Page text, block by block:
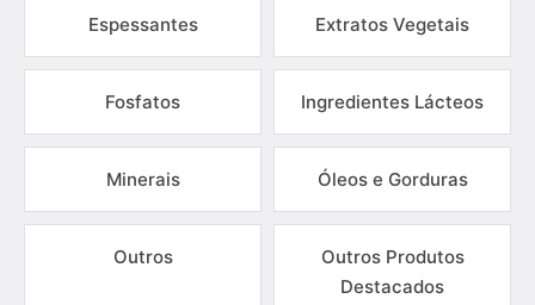
Espessantes Extratos Vegetais
Fosfatos Ingredientes Lácteos
Minerais Óleos e Gorduras
Outros
Outros Produtos
Destacados